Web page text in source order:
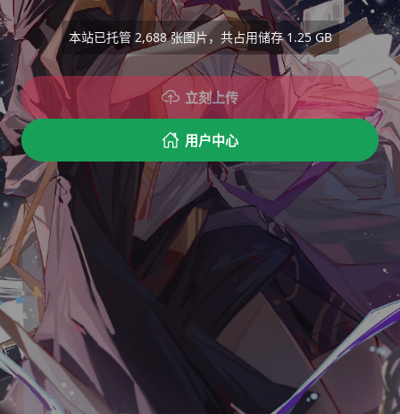
本站已托管 2,688张图片，共占用储存1.25 GB
立刻上传
用户中心